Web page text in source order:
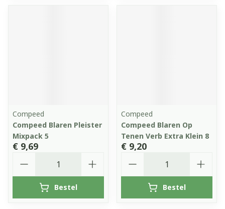
Compeed
Compeed Blaren Pleister
Mixpack 5
€ 9,69
Bestel
Compeed
Compeed Blaren Op
Tenen Verb Extra Klein 8
€ 9,20
Bestel